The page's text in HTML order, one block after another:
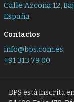
Calle Azcona 12,
España
Contactos
info@bps.com.es
+91 313 79 00
BPS está inscrita